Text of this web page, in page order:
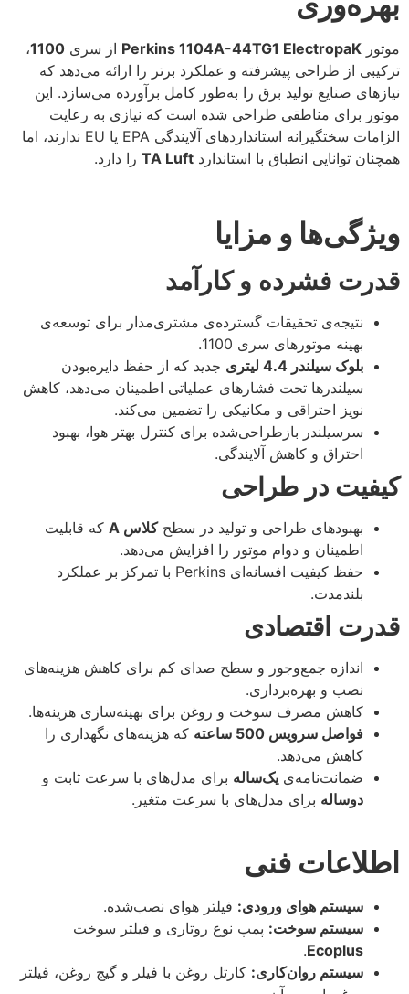
موتور Perkins 1104A-44TG1 ElectropaK از سری 1100،
ترکیبی از طراحی پیشرفته و عملکرد برتر را ارائه می‌دهد که
نیازهای صنایع تولید برق را به‌طور کامل برآورده می‌سازد. این
موتور برای مناطقی طراحی شده است که نیازی به رعایت
الزامات سختگیرانه استانداردهای آلایندگی EPA یا EU ندارند، اما
همچنان توانایی انطباق با استاندارد TA Luft را دارد.
ویژگی‌ها و مزایا
قدرت فشرده و کارآمد
نتیجه‌ی تحقیقات گسترده‌ی مشتری‌مدار برای توسعه‌ی
بهینه موتورهای سری 1100.
بلوک سیلندر 4.4 لیتری
جدید که از حفظ دایره‌بودن
سیلندرها تحت فشارهای عملیاتی اطمینان می‌دهد، کاهش
نویز احتراقی و مکانیکی را تضمین می‌کند.
سرسیلندر بازطراحی‌شده برای کنترل بهتر هوا، بهبود
احتراق و کاهش آلایندگی.
کیفیت در طراحی
بهبودهای طراحی و تولید در سطحکلاس A
که قابلیت
اطمینان و دوام موتور را افزایش می‌دهد.
حفظ کیفیت افسانه‌ای Perkins با تمرکز بر عملکرد
بلندمدت.
قدرت اقتصادی
اندازه جمع‌وجور و سطح صدای کم برای کاهش هزینه‌های
نصب و بهره‌برداری.
کاهش مصرف سوخت و روغن برای بهینه‌سازی هزینه‌ها.
فواصل سرویس 500 ساعته
که هزینه‌های نگهداری را
کاهش می‌دهد.
ضمانت‌نامه‌ی یک‌ساله برای مدل‌های با سرعت ثابت و
دو‌ساله برای مدل‌های با سرعت متغیر.
اطلاعات فنی
سیستم هوای ورودی: فیلتر هوای نصب‌شده.
سیستم سوخت: پمپ نوع روتاری و فیلتر سوخت
Ecoplus
.
سیستم روان‌کاری: کارتل روغن با فیلر و گیج روغن، فیلتر